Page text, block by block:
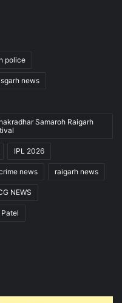
police
news
Samaroh Raigarh
IPL 2026
news raigarh news
NEWS